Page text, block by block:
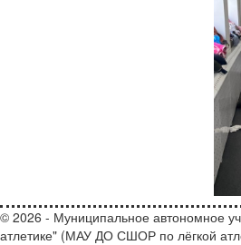
© 2026 - Муниципальное автономное
атлетике" (МАУ ДО СШОР по лёгкой